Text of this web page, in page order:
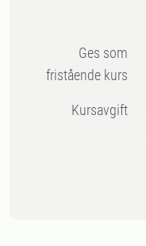
Ges som
fristående kurs
Kursavgift